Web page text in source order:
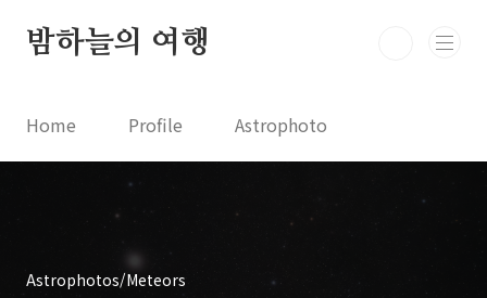
밤하늘의 여행
Home Profile Astrophoto
Astrophotography
Astrophotos/Meteors